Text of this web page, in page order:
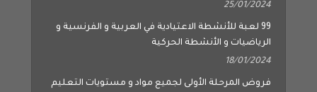
25/01/2024
99 لعبة للأنشطة الاعتيادية في العربية و الفرنسية و
الرياضيات و الأنشطة الحركية
18/01/2024
فروض المرحلة الأولى لجميع مواد و مستويات التعليم